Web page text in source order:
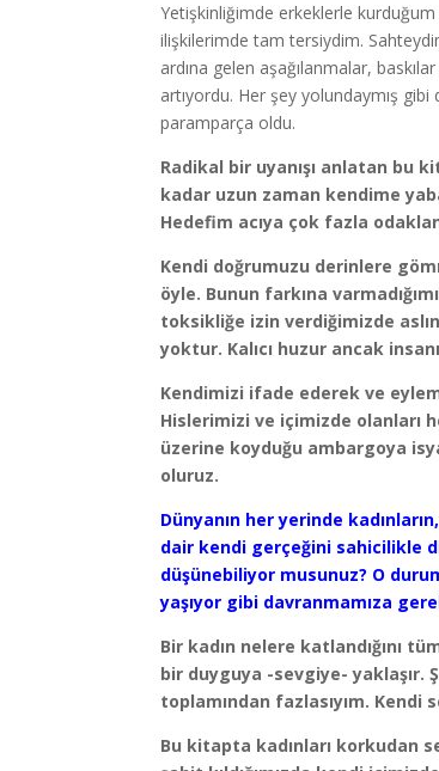
Yetişkinliğimde erkeklerle
ilişkilerimde tam tersiydim.
ardına gelen aşağılanmalar,
artıyordu. Her şey yolundaymış
paramparça oldu.
Radikal bir uyanışı anlatan bu
kadar uzun zaman kendime
Hedefim acıya çok fazla
Kendi doğrumuzu derinlere
öyle. Bunun farkına
toksikliğe izin verdiğimizde
yoktur. Kalıcı huzur ancak
Kendimizi ifade ederek ve
Hislerimizi ve içimizde olanları
üzerine koyduğu ambargoya
oluruz.
Dünyanın her yerinde
dair kendi gerçeğini sahicilikle
düşünebiliyor musunuz? O
yaşıyor gibi davranmamıza
Bir kadın nelere katlandığını
bir duyguya -sevgiye- yaklaşır.
toplamından fazlasıyım. Kendi
Bu kitapta kadınları korkudan